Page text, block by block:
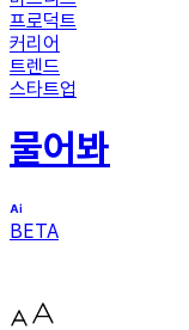
프로덕트
커리어
트렌드
스타트업
물어봐
BETA